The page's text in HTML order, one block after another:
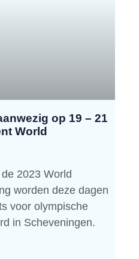
op 19 – 21
World
2023 World
worden deze dagen
voor olympische
in Scheveningen.